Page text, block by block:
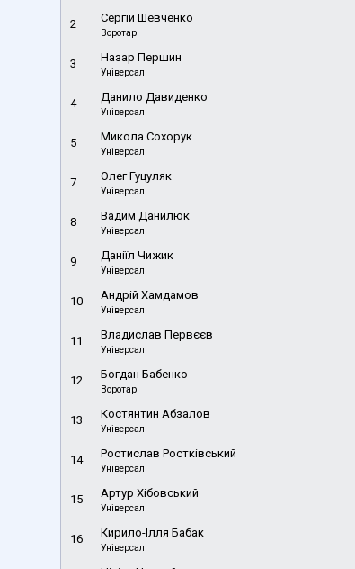
2 Сергій Шевченко
Воротар
3 Назар Першин
Універсал
4 Данило Давиденко
Універсал
5 Микола Сохорук
Універсал
7 Олег Гуцуляк
Універсал
8 Вадим Данилюк
Універсал
9 Даніїл Чижик
Універсал
10 Андрій Хамдамов
Універсал
11 Владислав Первєєв
Універсал
12 Богдан Бабенко
Воротар
13 Костянтин Абзалов
Універсал
14 Ростислав Ростківський
Універсал
15 Артур Хібовський
Універсал
16 Кирило-Ілля Бабак
Універсал